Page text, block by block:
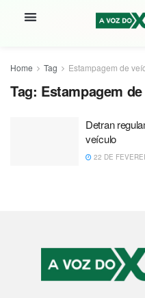
Home Tag Estampagem de
Tag: Estampagem
Detran
veículo
22 DE